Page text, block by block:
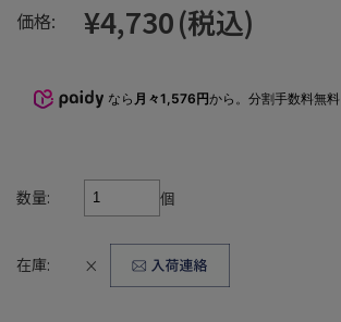
価格: ¥4,730(税込)
なら 月々1,576円から。分割手数料無料
数量: 個
在庫: ×